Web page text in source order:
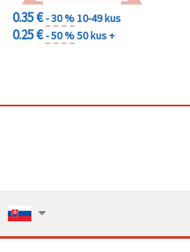
0.35 €- 30 %10-49 kus
0.25 €- 50 %50 kus +